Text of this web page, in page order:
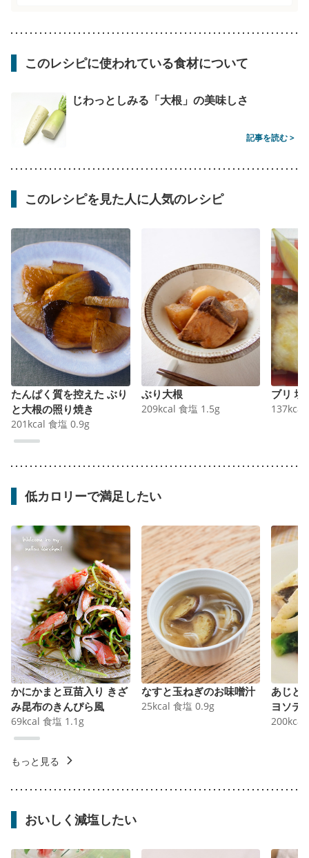
このレシピに使われている食材について
じわっとしみる「大根」の美味しさ
記事を読む >
このレシピを見た人に人気のレシピ
たんぱく質を控えた ぶり
と大根の照り焼き
201 kcal 食塩 0.9g
ぶり大根
209kcal 食塩 1.5g
ブリ 塩
137kcal
低カロリーで満足したい
かにかまと豆苗入り きざ
み昆布のきんぴら風
69kcal 食塩 1.1 g
なすと玉ねぎのお味噌汁
25kcal 食塩 0.9g
あじと
ヨソテ
200kcal
もっと見る
おいしく減塩したい